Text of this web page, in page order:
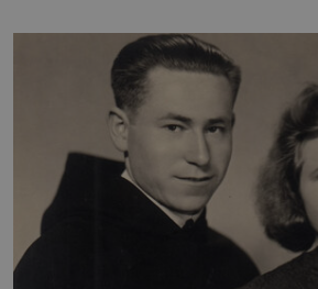
Ženy narozené ve znamení Berana, Lva
žár, odvahu a neutuchající elán. Vaše